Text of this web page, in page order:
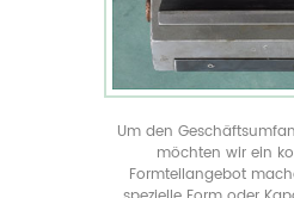
Um den
möchten wir ein
Formteilangebot